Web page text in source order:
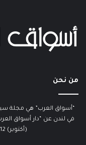
من نحن
“أسواق العرب” هي مجلة
في لندن عن “دار أسواق
(أكتوبر) 2012. يرأس تحريرها كابي طبراني.